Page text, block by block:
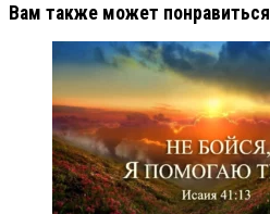
Вам также может понравиться